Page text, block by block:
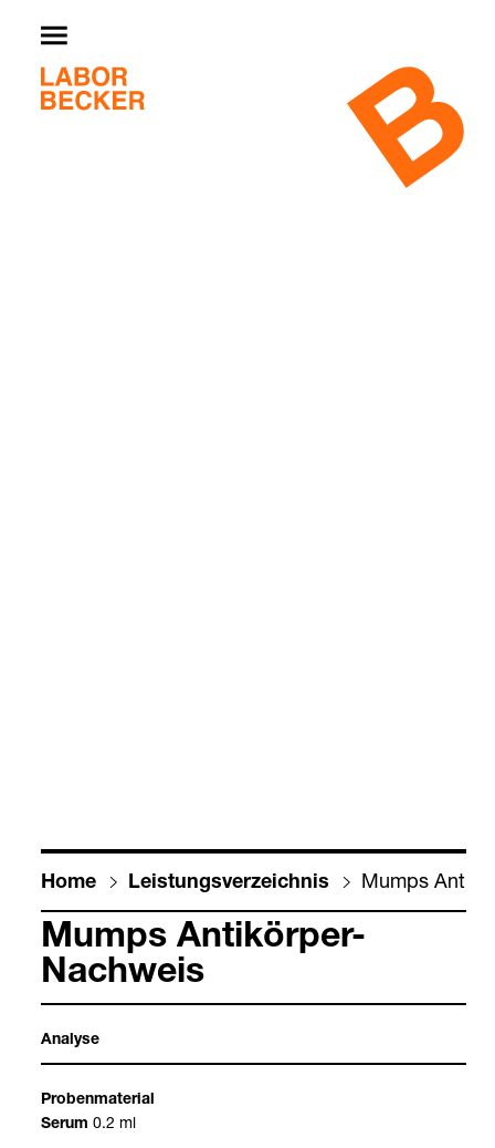
Home Leis­tungs­ver­zeich­nis Mumps
Mumps Anti­kör­per-​
Nach­weis
Ana­lyse
Pro­ben­ma­te­rial
Serum 0.2 ml